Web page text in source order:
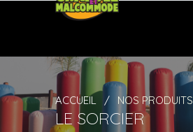
ACCUEIL NOS PRODUITS
LE SORCIER